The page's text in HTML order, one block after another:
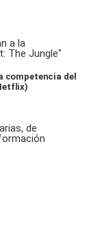
competencia del
de